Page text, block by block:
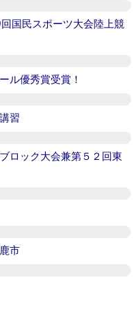
国民スポーツ大会陸上競
ル優秀賞受賞！
習
ロック大会兼第５２回東
市